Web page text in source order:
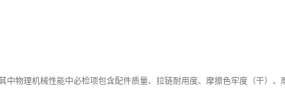
物理机械性能中必检项包含配件质量、拉链耐用度、摩擦色牢度（干）、